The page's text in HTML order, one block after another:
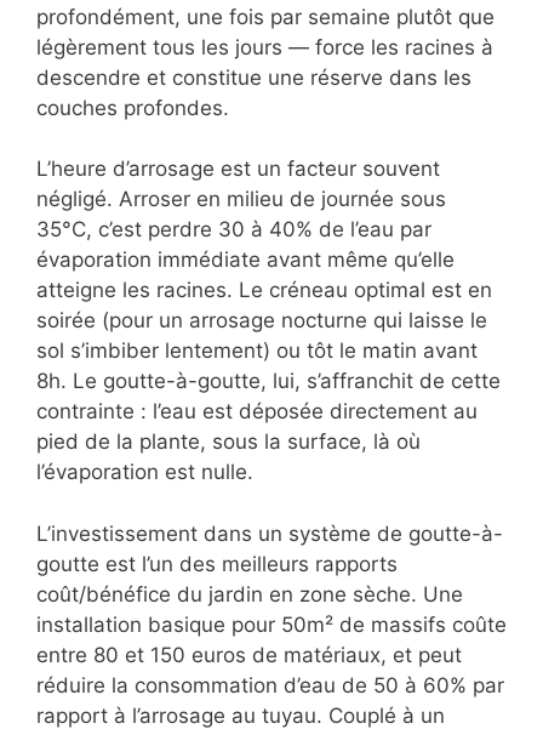
profondément, une fois par semaine plutôt que
légèrement tous les jours — force les racines à
descendre et constitue une réserve dans les
couches profondes.
L’heure d’arrosage est un facteur souvent
négligé. Arroser en milieu de journée sous
35°C, c’est perdre 30 à 40% de l’eau par
évaporation immédiate avant même qu’elle
atteigne les racines. Le créneau optimal est en
soirée (pour un arrosage nocturne qui laisse le
sol s’imbiber lentement) ou tôt le matin avant
8h. Le goutte-à-goutte, lui, s’affranchit de cette
contrainte : l’eau est déposée directement au
pied de la plante, sous la surface, là où
l’évaporation est nulle.
L’investissement dans un système de goutte-à-
goutte est l’un des meilleurs rapports
coût/bénéfice du jardin en zone sèche. Une
installation basique pour 50m² de massifs coûte
entre 80 et 150 euros de matériaux, et peut
réduire la consommation d’eau de 50 à 60% par
rapport à l’arrosage au tuyau. Couplé à un